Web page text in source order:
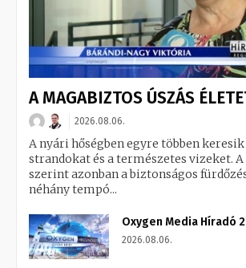
A MAGABIZTOS ÚSZÁS
2026.08.06.
A nyári hőségben egyre többen keresik
strandokat és a természetes vizeket.
szerint azonban a biztonságos
néhány tempó...
Oxygen Media Híradó
2026.08.06.